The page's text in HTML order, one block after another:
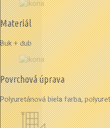
Materiál
Buk + dub
Povrchová úprava
Polyuretánová biela farba,